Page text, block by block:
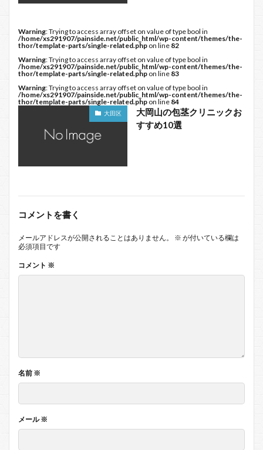
Warning: Trying to access array offset on value of type bool in
/home/xs291907/painside.net/public_html/wp-content/themes/the-
thor/template-parts/single-related.php on line 82
Warning: Trying to access array offset on value of type bool in
/home/xs291907/painside.net/public_html/wp-content/themes/the-
thor/template-parts/single-related.php on line 83
Warning: Trying to access array offset on value of type bool in
/home/xs291907/painside.net/public_html/wp-content/themes/the-
thor/template-parts/single-related.php on line 84
大田区
大岡山の包茎クリニックお
すすめ10選
コメントを書く
メールアドレスが公開されることはありません。 ※ が付いている欄は
必須項目です
コメント ※
名前 ※
メール※